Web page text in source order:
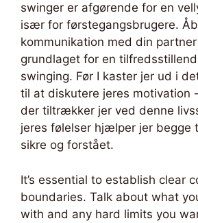
swinger er afgørende for en
især for førstegangsbrugere.
kommunikation med din
grundlaget for en
swinging. Før I kaster jer ud i
til at diskutere jeres motivation
der tiltrækker jer ved denne
jeres følelser hjælper jer begge
sikre og forstået.
It’s essential to establish clear
boundaries. Talk about what
with and any hard limits you